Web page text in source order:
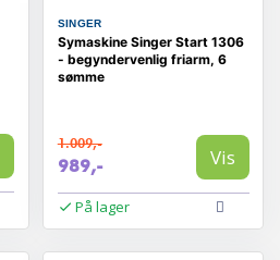
SINGER
Symaskine Singer Start 1306
- begyndervenlig friarm, 6
sømme
1.009,-
989,- Vis
På lager